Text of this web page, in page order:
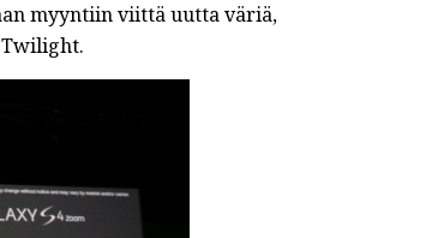
myyntiin viittä uutta väriä,